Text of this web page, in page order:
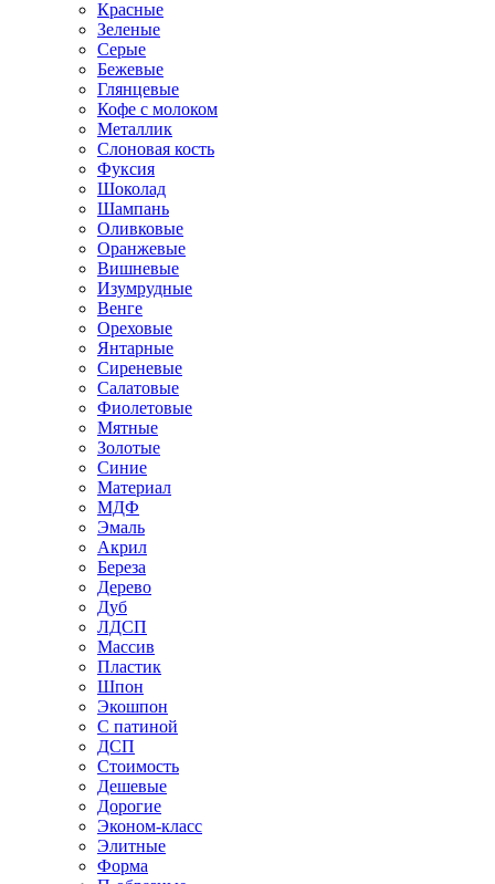
Красные
Зеленые
Серые
Бежевые
Глянцевые
Кофе с молоком
Металлик
Слоновая кость
Фуксия
Шоколад
Шампань
Оливковые
Оранжевые
Вишневые
Изумрудные
Венге
Ореховые
Янтарные
Сиреневые
Салатовые
Фиолетовые
Мятные
Золотые
Синие
Материал
МДФ
Эмаль
Акрил
Береза
Дерево
Дуб
ЛДСП
Массив
Пластик
Шпон
Экошпон
С патиной
ДСП
Стоимость
Дешевые
Дорогие
Эконом-класс
Элитные
Форма